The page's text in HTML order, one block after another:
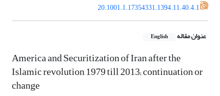
20.1001.1.17354331.1394.11.40.4.1
عنوان مقاله English
America and Securitization of Iran after the
Islamic revolution 1979 till 2013; continuation or
change